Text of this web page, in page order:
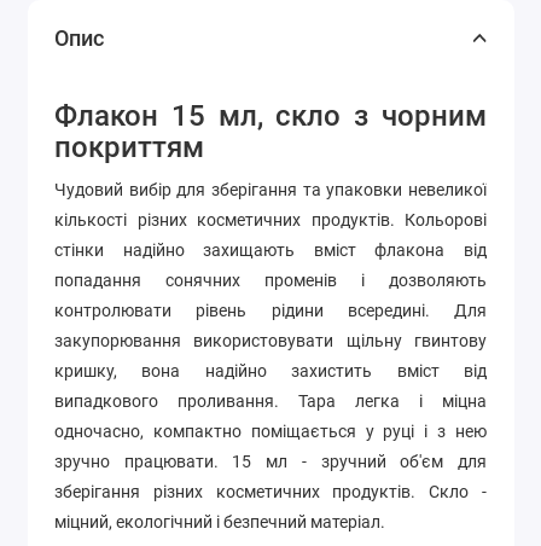
Опис
Флакон 15 мл, скло з чорним
покриттям
Чудовий вибір для зберігання та упаковки невеликої
кількості різних косметичних продуктів. Кольорові
стінки надійно захищають вміст флакона від
попадання сонячних променів і дозволяють
контролювати рівень рідини всередині. Для
закупорювання використовувати щільну гвинтову
кришку, вона надійно захистить вміст від
випадкового проливання. Тара легка і міцна
одночасно, компактно поміщається у руці і з нею
зручно працювати. 15 мл - зручний об'єм для
зберігання різних косметичних продуктів.Скло -
міцний, екологічний і безпечний матеріал.